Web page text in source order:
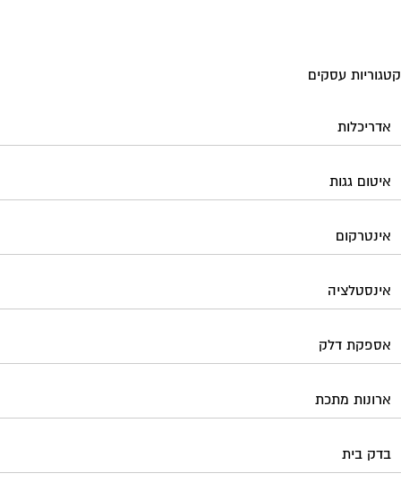
עסקים
אדריכלות
איטום גגות
אינטרקום
אינסטלציה
אספקת דלק
ארונות מתכת
בדק בית